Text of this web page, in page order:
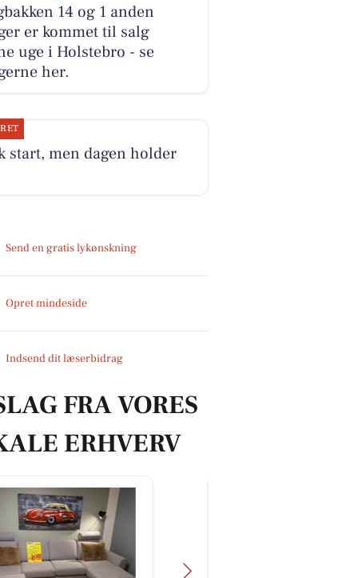
14 og 1 anden
er kommet til salg
uge i Holstebro - se
her.
start, men dagen holder
Send en gratis lykønskning
Opret mindeside
Indsend dit læserbidrag
FRA VORES
ERHVERV